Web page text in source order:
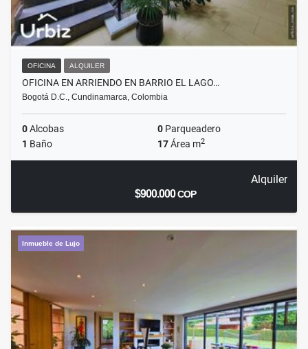
OFICINA ALQUILER
OFICINA EN ARRIENDO EN BARRIO EL LAGO…
Bogotá D.C., Cundinamarca, Colombia
0Alcobas 0 Parqueadero
1 Baño 17Área m2
Alquiler
$900.000COP
Inmueble de Lujo